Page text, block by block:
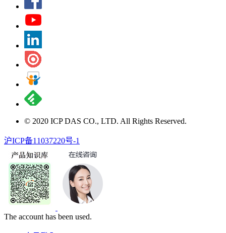
© 2020 ICP DAS CO., LTD. All Rights Reserved.
沪ICP备11037220号-1
The account has been used.